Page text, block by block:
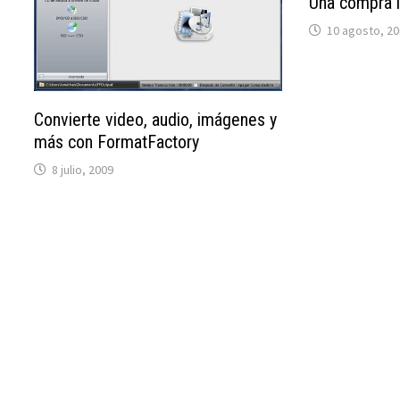
Convierte video, audio, imágenes y
más con FormatFactory
8 julio, 2009
10 agosto,